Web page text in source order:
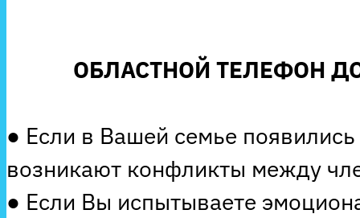
ОБЛАСТНОЙ ТЕЛЕФОН
● Если в Вашей семье
возникают конфликты между
● Если Вы испытываете